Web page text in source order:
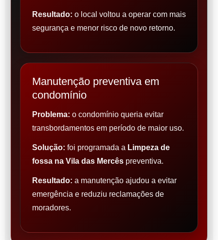
Resultado: o local voltou a operar com mais
segurança e menor risco de novo retorno.
Manutenção preventiva em
condomínio
Problema: o condomínio queria evitar
transbordamentos em período de maior uso.
Solução: foi programada a Limpeza de
fossa na Vila das Mercês preventiva.
Resultado: a manutenção ajudou a evitar
emergência e reduziu reclamações de
moradores.